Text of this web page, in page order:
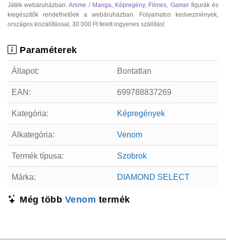
Játék webáruházban.Anime / Manga Képregény, Filmes Gamerfigurák és
kiegészítők rendelhetőek a webáruházban. Folyamatos kedvezmények,
országos kiszállítással, 30 000 Ft felett ingyenes szállítás!.
Paraméterek
Állapot: Bontatlan
EAN: 699788837269
Kategória: Képregények
Alkategória: Venom
Termék típusa: Szobrok
Márka: DIAMOND SELECT
Még több Venom termék